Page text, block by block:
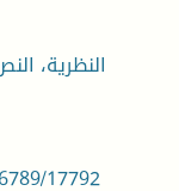
النظرية،
17792